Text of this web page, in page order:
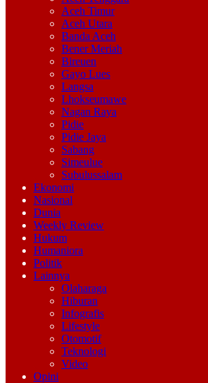
Aceh Timur
Aceh Utara
Banda Aceh
Bener Meriah
Bireuen
Gayo Lues
Langsa
Lhokseumawe
Nagan Raya
Pidie
Pidie Jaya
Sabang
Simeulue
Subulussalam
Ekonomi
Nasional
Dunia
Weekly Review
Hukum
Humaniora
Politik
Lainnya
Olaharaga
Hiburan
Infografis
Lifestyle
Otomotif
Teknologi
Video
Opini